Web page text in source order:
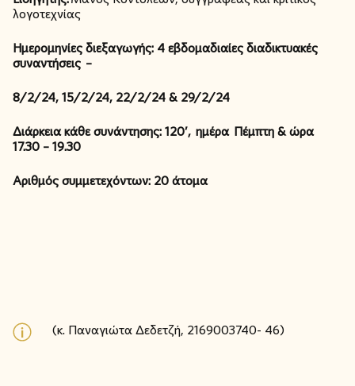
λογοτεχνίας
Ημερομηνίες διεξαγωγής: 4 εβδομαδιαίες διαδικτυακές
συναντήσεις –
8/2/24, 15/2/24, 22/2/24 & 29/2/24
Διάρκεια κάθε συνάντησης: 120’, ημέρα Πέμπτη & ώρα
17.30 – 19.30
Αριθμός συμμετεχόντων: 20 άτομα
(κ. Παναγιώτα Δεδετζή, 2169003740- 46)